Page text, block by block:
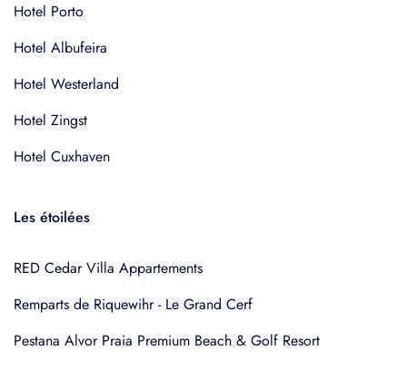
Hotel Porto
Hotel Albufeira
Hotel Westerland
Hotel Zingst
Hotel Cuxhaven
Les étoilées
RED Cedar Villa Appartements
Remparts de Riquewihr - Le Grand Cerf
Pestana Alvor Praia Premium Beach & Golf Resort